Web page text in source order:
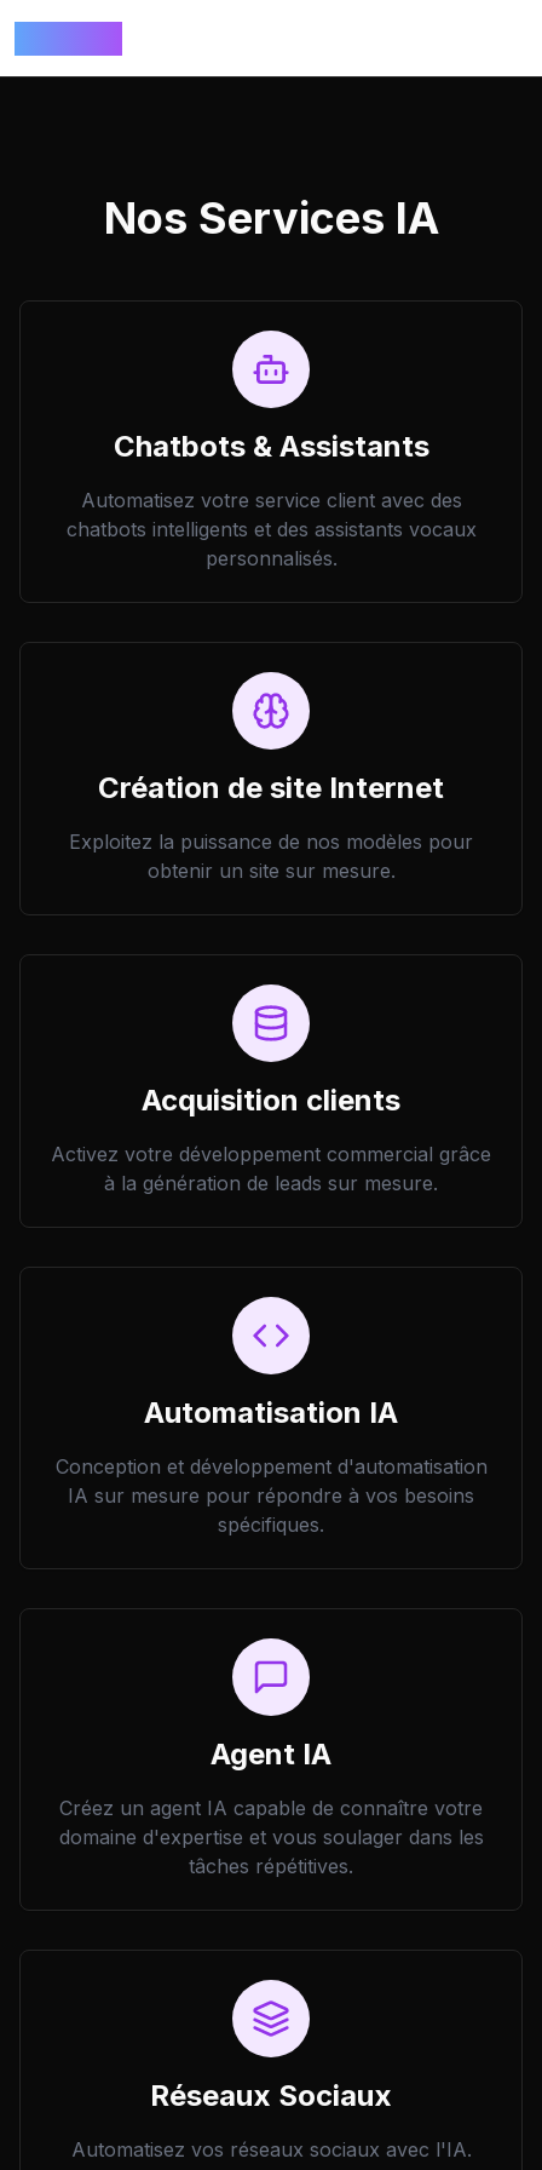
Nos Services IA
Chatbots & Assistants
Automatisez votre service client avec des
chatbots intelligents et des assistants vocaux
personnalisés.
Création de site Internet
Exploitez la puissance de nos modèles pour
obtenir un site sur mesure.
Acquisition clients
Activez votre développement commercial grâce
à la génération de leads sur mesure.
Automatisation IA
Conception et développement d'automatisation
IA sur mesure pour répondre à vos besoins
spécifiques.
Agent IA
Créez un agent IA capable de connaître votre
domaine d'expertise et vous soulager dans les
tâches répétitives.
Réseaux Sociaux
Automatisez vos réseaux sociaux avec l'IA.